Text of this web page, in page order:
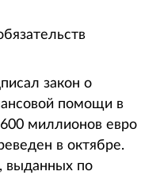
закон о
помощи в
миллионов евро
в октябре.
выданных по